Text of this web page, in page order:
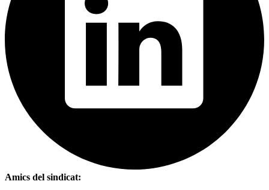
Amics del sindicat: